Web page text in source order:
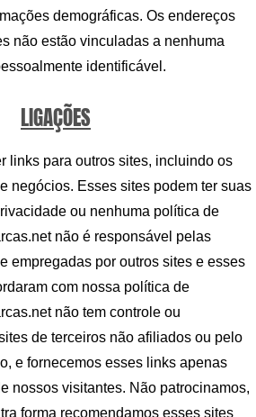
demográficas. Os endereços
não estão vinculadas a nenhuma
identificável.
LIGAÇÕES
links para outros sites, incluindo os
negócios. Esses sites podem ter suas
ou nenhuma política de
não é responsável pelas
empregadas por outros sites e esses
com nossa política de
não tem controle ou
de terceiros não afiliados ou pelo
e fornecemos esses links apenas
nossos visitantes. Não patrocinamos,
forma recomendamos esses sites